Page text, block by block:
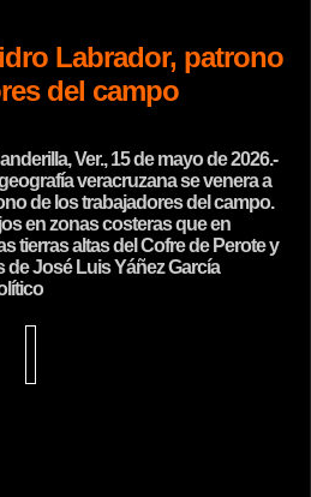
Labrador, patrono
del campo
Ver., 15 de mayo de 2026.-
veracruzana se venera a
de los trabajadores del campo.
en zonas costeras que en
tierras altas del Cofre de Perote y
de José Luis Yáñez García